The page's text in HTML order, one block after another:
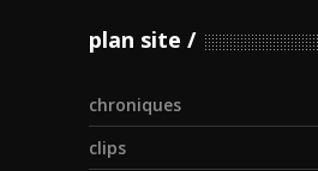
plan site
chroniques
clips